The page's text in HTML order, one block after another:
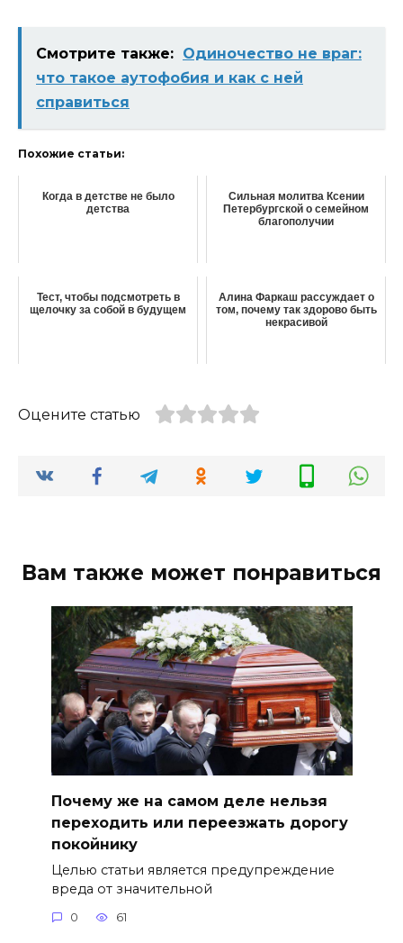
Смотрите также: Одиночество не враг:
что такое аутофобия и как с ней
справиться
Похожие статьи:
Когда в детстве не было
детства
Cильная молитва Ксении
Петербургской о семейном
благополучии
Тест, чтобы подсмотреть в
щелочку за собой в будущем
Алина Фаркаш рассуждает о
том, почему так здорово быть
некрасивой
Оцените статью
Вам также может понравиться
Почему же на самом деле нельзя
переходить или переезжать дорогу
покойнику
Целью статьи является предупреждение
вреда от значительной
0 61